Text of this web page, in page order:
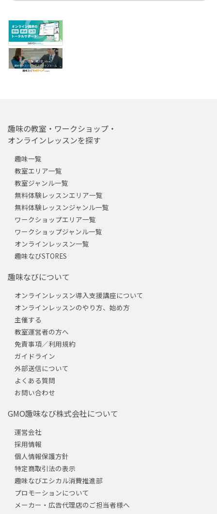
趣味の教室・ワークショップ・
オンラインレッスンを探す
趣味一覧
教室エリア一覧
教室ジャンル一覧
無料体験レッスンエリア一覧
無料体験レッスンジャンル一覧
ワークショップエリア一覧
ワークショップジャンル一覧
オンラインレッスン一覧
趣味なびSTORES
趣味なびについて
オンラインレッスン導入支援講座について
オンラインレッスンのやり方、始め方
主催する
教室運営者の方へ
免責事項／利用規約
ガイドライン
外部送信について
よくある質問
お問い合わせ
GMO趣味なび株式会社について
運営会社
採用情報
個人情報保護方針
特定商取引法の表示
趣味なびエシカル消費推進部
プロモーションについて
メーカー・広告代理店のご担当者様へ